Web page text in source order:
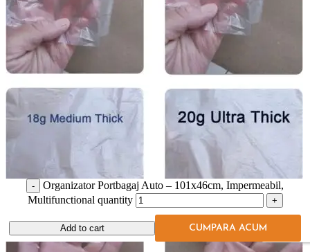
Organizator Portbagaj Auto – 101x46cm, Impermeabil,
Multifunctional quantity
Add to cart CUMPARA ACUM